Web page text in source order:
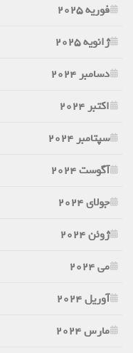
فوریه 2025
ژانویه 2025
دسامبر 2024
اکتبر 2024
سپتامبر 2024
آگوست 2024
جولای 2024
ژوئن 2024
می 2024
آوریل 2024
مارس 2024